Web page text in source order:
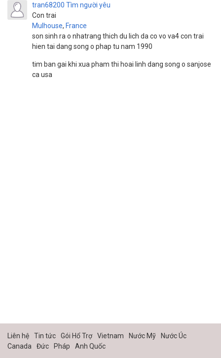
tran68200
Con trai
Mulhouse, France
Tìm người yêu
son sinh ra o nhatrang thich du lich da co vo va4 con trai
hien tai dang song o phap tu nam 1990
tim ban gai khi xua pham thi hoai linh dang song o sanjose
ca usa
Liên hệ Tin tức Gói Hổ Trợ Vietnam Nước Mỹ
Nước Úc
Canada
Đức Pháp Anh Quốc